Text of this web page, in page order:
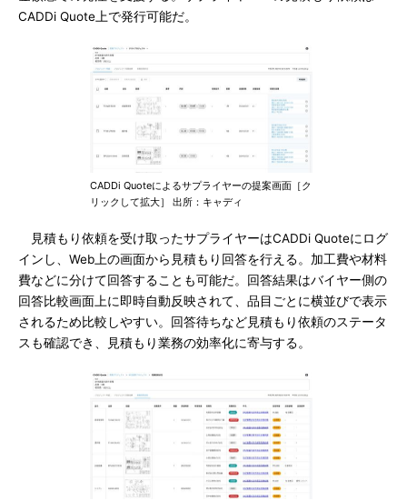
CADDi Quote上で発行可能だ。
CADDi Quoteによるサプライヤーの提案画面［ク
リックして拡大］ 出所：キャディ
見積もり依頼を受け取ったサプライヤーはCADDi Quoteにログ
インし、Web上の画面から見積もり回答を行える。加工費や材料
費などに分けて回答することも可能だ。回答結果はバイヤー側の
回答比較画面上に即時自動反映されて、品目ごとに横並びで表示
されるため比較しやすい。回答待ちなど見積もり依頼のステータ
スも確認でき、見積もり業務の効率化に寄与する。